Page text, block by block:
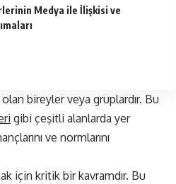
Medya ile İlişkisi ve
bireyler veya gruplardır. Bu
gibi çeşitli alanlarda yer
ve normlarını
için kritik bir kavramdır. Bu